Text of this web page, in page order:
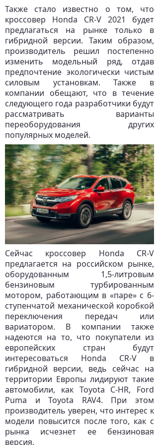
Также стало известно о том, что
кроссовер Honda CR-V 2021 будет
предлагаться на рынке только в
гибридной версии. Таким образом,
производитель решил постепенно
изменить модельный ряд, отдав
предпочтение экологически чистым
силовым установкам. Также в
компании обещают, что в течение
следующего года разработчики будут
рассматривать варианты
переоборудования других
популярных моделей.
Сейчас кроссовер Honda CR-V
предлагается на российском рынке,
оборудованным 1,5-литровым
бензиновым турбированным
мотором, работающим в «паре» с 6-
ступенчатой механической коробкой
переключения передач или
вариатором. В компании также
надеются на то, что покупатели из
европейских стран будут
интересоваться Honda CR-V в
гибридной версии, ведь сейчас на
территории Европы лидируют такие
автомобили, как Toyota C-HR, Ford
Puma и Toyota RAV4. При этом
производитель уверен, что интерес к
модели повысится после того, как с
рынка исчезнет ее бензиновая
версия.